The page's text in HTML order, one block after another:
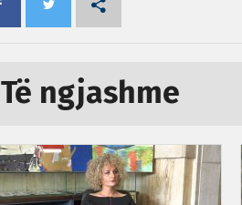
Të ngjashme